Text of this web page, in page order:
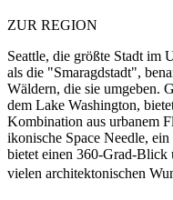
ZUR REGION
Seattle, die größte Stadt im
als die "Smaragdstadt",
Wäldern, die sie umgeben.
dem Lake Washington,
Kombination aus urbanem
ikonische Space Needle,
bietet einen 360-Grad-Blick
vielen architektonischen